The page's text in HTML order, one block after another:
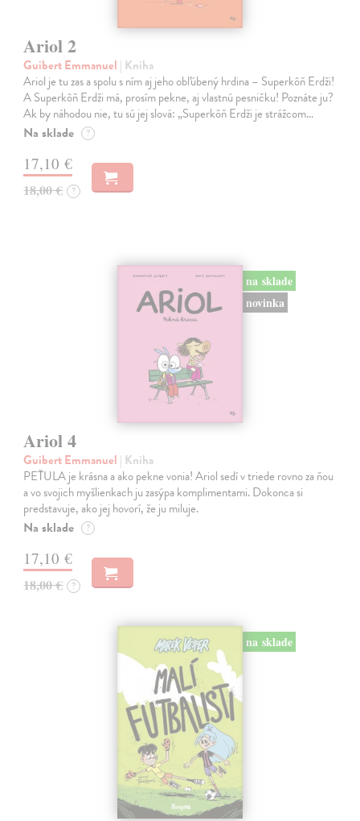
Ariol 2
Guibert Emmanuel | Kniha
Ariol je tu zas a spolu s ním aj jeho obľúbený hrdina – Superkôň Erdži!
A Superkôň Erdži má, prosím pekne, aj vlastnú pesničku! Poznáte ju?
Ak by náhodou nie, tu sú jej slová: „Superkôň Erdži je strážcom…
Na sklade ?
17,10 €
18,00 € ?
na sklade
novinka
Ariol 4
Guibert Emmanuel | Kniha
PEŤULA je krásna a ako pekne vonia! Ariol sedí v triede rovno za ňou
a vo svojich myšlienkach ju zasýpa komplimentami. Dokonca si
predstavuje, ako jej hovorí, že ju miluje.
Na sklade ?
17,10 €
18,00 € ?
na sklade